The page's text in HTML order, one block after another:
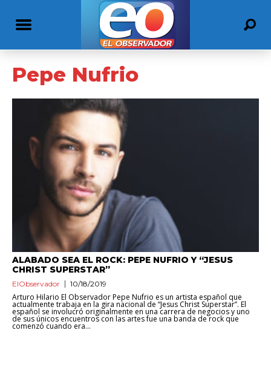
Pepe Nufrio
ALABADO SEA EL ROCK: PEPE NUFRIO Y “JESUS
CHRIST SUPERSTAR”
ElObservador 10/18/2019
Arturo Hilario El Observador Pepe Nufrio es un artista español que
actualmente trabaja en la gira nacional de “Jesus Christ Superstar”. El
español se involucró originalmente en una carrera de negocios y uno
de sus únicos encuentros con las artes fue una banda de rock que
comenzó cuando era...